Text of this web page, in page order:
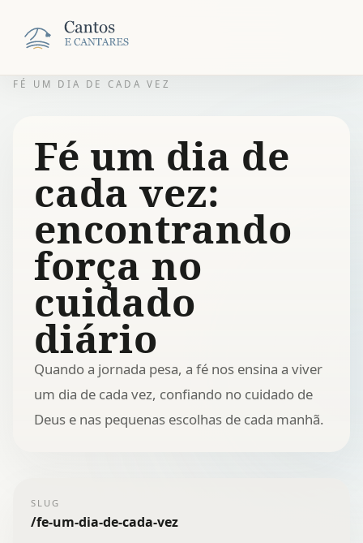
FÉ UM DIA DE CADA VEZ
Fé um dia de
cada vez:
encontrando
força no
cuidado
diário
Quando a jornada pesa, a fé nos ensina a viver
um dia de cada vez, confiando no cuidado de
Deus e nas pequenas escolhas de cada manhã.
SLUG
/fe-um-dia-de-cada-vez